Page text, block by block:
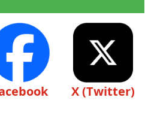
X (Twitter)